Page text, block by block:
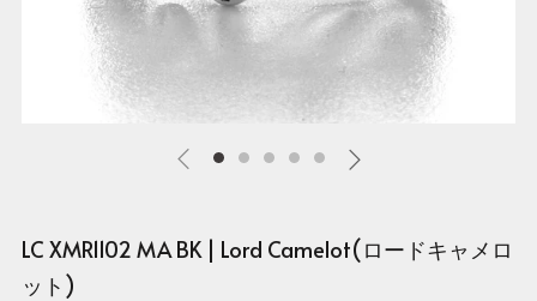
LC XMR1102 MA BK | Lord Camelot(ロードキャメロ
ット)